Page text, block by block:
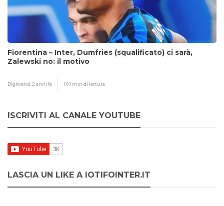
Fiorentina – Inter, Dumfries (squalificato) ci sarà,
Zalewski no: il motivo
Digitrend, 2 anni fa 1 min di lettura
ISCRIVITI AL CANALE YOUTUBE
LASCIA UN LIKE A IOTIFOINTER.IT